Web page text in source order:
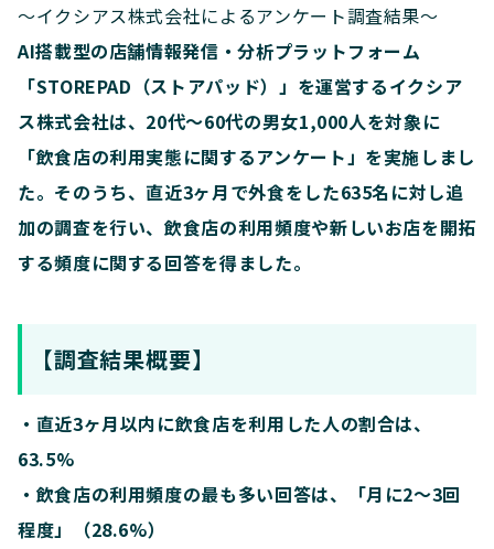
〜イクシアス株式会社によるアンケート調査結果〜
AI搭載型の店舗情報発信・分析プラットフォーム
「STOREPAD（ストアパッド） 」を運営するイクシア
ス株式会社は、20代〜60代の男女1,000人を対象に
「飲食店の利用実態に関するアンケート」を実施しまし
た。そのうち、直近3ヶ月で外食をした635名に対し追
加の調査を行い、飲食店の利用頻度や新しいお店を開拓
する頻度に関する回答を得ました。
【調査結果概要】
・直近3ヶ月以内に飲食店を利用した人の割合は、
63.5%
・飲食店の利用頻度の最も多い回答は、「月に2〜3回
程度」（28.6%）